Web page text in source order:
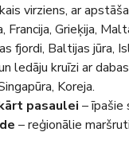
virziens, ar
Francija, Grieķija,
fjordi, Baltijas jūra,
ledāju kruīzi ar
Koreja.
pasaulei – īpašie
– reģionālie